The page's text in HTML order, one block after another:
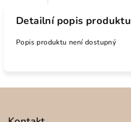
Detailní popis produktu
Popis produktu není dostupný